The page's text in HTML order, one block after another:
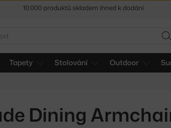
Tapety Stolování Outdoor
Dining
Sleva 5 % pro odběratelenewsletteru